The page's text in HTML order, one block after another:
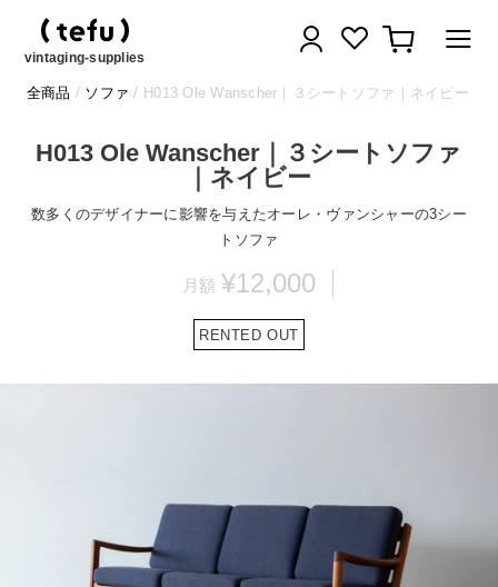
vintaging-supplies
ログイン カート
全商品 / ソファ / H013 Ole Wanscher｜３シートソファ｜ネイビー
H013 Ole Wanscher｜３シートソファ
｜ネイビー
数多くのデザイナーに影響を与えたオーレ・ヴァンシャーの3シー
トソファ
¥12,000
RENTED OUT